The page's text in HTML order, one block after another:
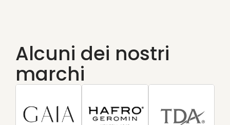
Alcuni dei nostri
marchi